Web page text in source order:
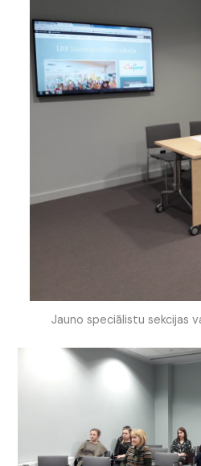
Jauno speciālistu sekcijas